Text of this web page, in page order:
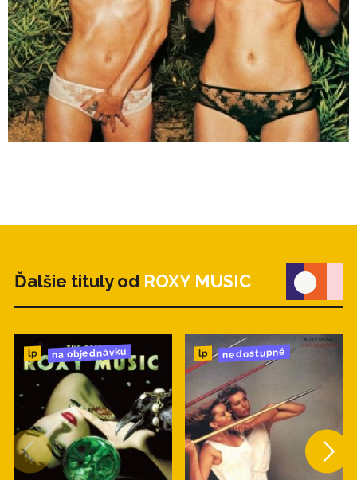
Ďalšie tituly od ROXY MUSIC
lp na objednávku lp nedostupné